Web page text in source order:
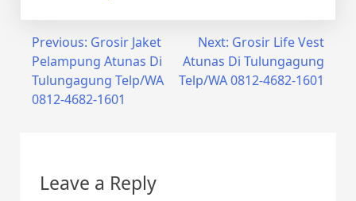
Post
navigation
Previous: Grosir Jaket
Pelampung Atunas Di
Tulungagung Telp/WA
0812-4682-1601
Next: Grosir Life Vest
Atunas Di Tulungagung
Telp/WA 0812-4682-1601
Leave a Reply